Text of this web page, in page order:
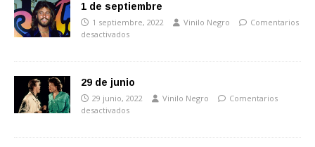
1 de septiembre
1 septiembre, 2022 Vinilo Negro
Comentarios
desactivados
29 de junio
29 junio, 2022 Vinilo Negro
Comentarios
desactivados